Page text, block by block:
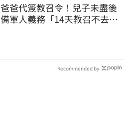
爸爸代簽教召令！兒子未盡後
備軍人義務「14天教召不去」
Recommended by